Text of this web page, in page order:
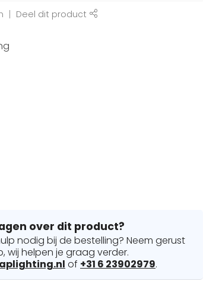
Deel dit product
over dit product?
nodig bij de bestelling? Neem gerust
wij helpen je graag verder.
of +31 6 23902979.